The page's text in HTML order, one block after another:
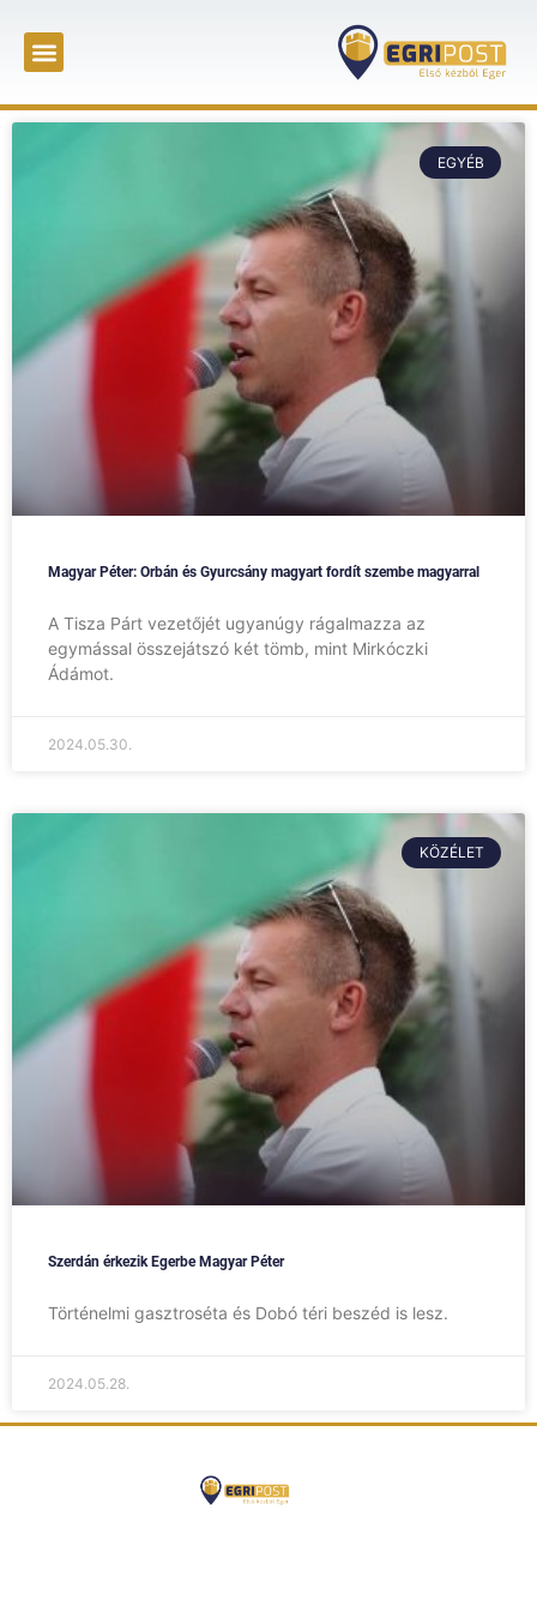
EGYÉB
Magyar Péter: Orbán és Gyurcsány magyart fordít szembe magyarral
A Tisza Párt vezetőjét ugyanúgy rágalmazza az
egymással összejátszó két tömb, mint Mirkóczki
Ádámot.
2024.05.30.
KÖZÉLET
Szerdán érkezik Egerbe Magyar Péter
Történelmi gasztroséta és Dobó téri beszéd is lesz.
2024.05.28.